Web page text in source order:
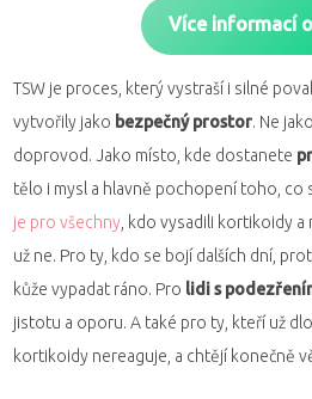
Více informací
TSW je proces, který vystraší i silné
vytvořily jako bezpečný prostor. Ne
doprovod. Jako místo, kde dostanete
tělo i mysl a hlavně pochopení toho, co
je pro všechny , kdo vysadili kortikoidy
už ne. Pro ty, kdo se bojí dalších dní,
kůže vypadat ráno. Pro lidi s
jistotu a oporu. A také pro ty, kteří už
kortikoidy nereaguje, a chtějí konečně